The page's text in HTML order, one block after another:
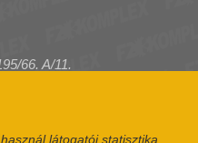
látogatói statisztika
66. A/11.